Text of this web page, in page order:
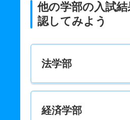
75人 3.60倍 3.70倍
英語英米文化学科 一般 共
10人 6倍 2.20倍 664
英語英米文化学科 推薦 学校
他の学部の入試
認してみよう
法学部
経済学部